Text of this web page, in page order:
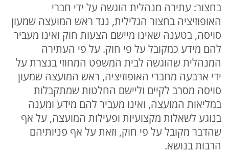
בחצור: עתירה מנהלית הוגשה על ידי חברי
האופוזיציה בחצור הגלילית, נגד ראש המועצה שמעון
סויסה, בטענה שאינו מיישם הצעות חוק ואינו מעביר
להם מידע כמקובל על פי חוק. על פי העתירה
המנהלית שהוגשה לבית המשפט המחוזי בנצרת על
ידי ארבעה מחברי האופוזיציה, ראש המועצה שמעון
סויסה מסרב לקיים וליישם החלטות שמתקבלות
במליאות המועצה, ואינו מעביר להם מידע ומענה
בנוגע לשאלות מקצועיות ופעילות המועצה, על אף
שהדבר מקובל על פי חוק, וזאת על אף פניותיהם
הרבות בנושא.